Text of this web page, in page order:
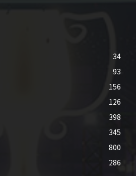
34
93
156
126
398
345
800
286